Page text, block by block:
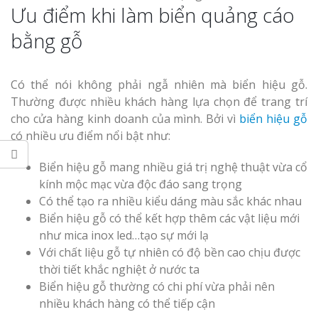
Ưu điểm khi làm biển quảng cáo
bằng gỗ
Có thể nói không phải ngẫ nhiên mà biển hiệu gỗ.
Thường được nhiều khách hàng lựa chọn để trang trí
cho cửa hàng kinh doanh của mình. Bởi vì biển hiệu gỗ
có nhiều ưu điểm nổi bật như:
Biển hiệu gỗ mang nhiều giá trị nghệ thuật vừa cổ
kính mộc mạc vừa độc đáo sang trọng
Có thể tạo ra nhiều kiểu dáng màu sắc khác nhau
Biển hiệu gỗ có thể kết hợp thêm các vật liệu mới
như mica inox led…tạo sự mới lạ
Với chất liệu gỗ tự nhiên có độ bền cao chịu được
thời tiết khắc nghiệt ở nước ta
Biển hiệu gỗ thường có chi phí vừa phải nên
nhiều khách hàng có thể tiếp cận